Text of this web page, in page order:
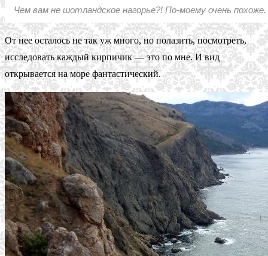
Чем вам не шотландское нагорье?! По-моему очень похоже.
От нее осталось не так уж много, но полазить, посмотреть,
исследовать каждый кирпичик — это по мне. И вид
открывается на море фантастический.